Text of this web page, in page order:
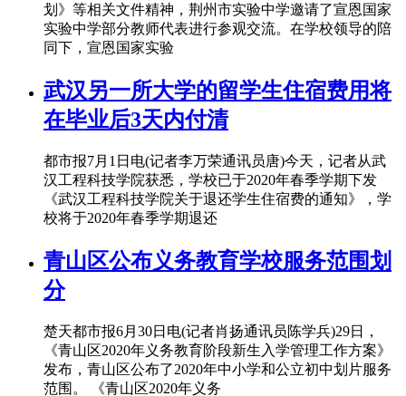
划》等相关文件精神，荆州市实验中学邀请了宣恩国家
实验中学部分教师代表进行参观交流。在学校领导的陪
同下，宣恩国家实验
武汉另一所大学的留学生住宿费用将
在毕业后3天内付清
都市报7月1日电(记者李万荣通讯员唐)今天，记者从武
汉工程科技学院获悉，学校已于2020年春季学期下发
《武汉工程科技学院关于退还学生住宿费的通知》，学
校将于2020年春季学期退还
青山区公布义务教育学校服务范围划
分
楚天都市报6月30日电(记者肖扬通讯员陈学兵)29日，
《青山区2020年义务教育阶段新生入学管理工作方案》
发布，青山区公布了2020年中小学和公立初中划片服务
范围。 《青山区2020年义务